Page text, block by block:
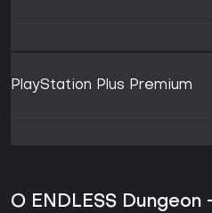
PlayStation Plus Premium
O ENDLESS